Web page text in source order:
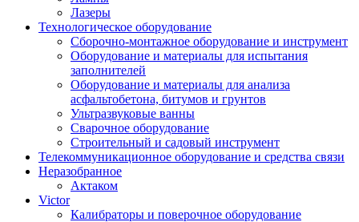
Лазеры
Технологическое оборудование
Сборочно-монтажное оборудование и инструмент
Оборудование и материалы для испытания
заполнителей
Оборудование и материалы для анализа
асфальтобетона, битумов и грунтов
Ультразвуковые ванны
Сварочное оборудование
Строительный и садовый инструмент
Телекоммуникационное оборудование и средства связи
Неразобранное
Актаком
Victor
Калибраторы и поверочное оборудование